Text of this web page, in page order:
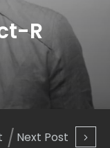
Next Post
R